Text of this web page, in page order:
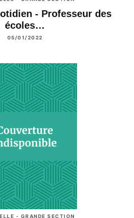
- Professeur des
écoles…
05/01/2022
- GRANDE SECTION